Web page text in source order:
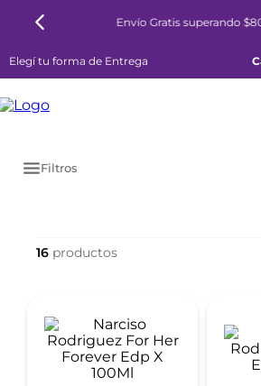
Envío Gratis superando
Elegí tu forma de Entrega
Filtros
16